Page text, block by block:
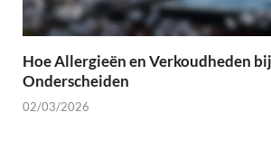
Hoe Allergieën en Verkoudheden
Onderscheiden
02/03/2026